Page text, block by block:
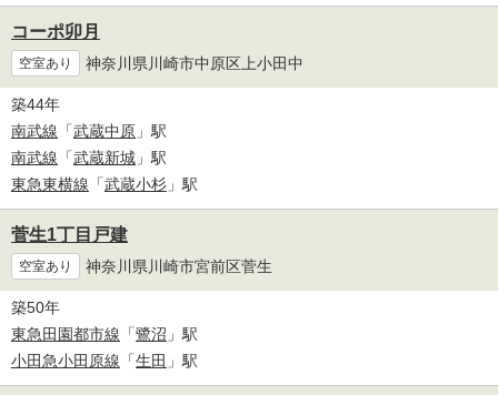
コーポ卯月
空室あり 神奈川県川崎市中原区上小田中
築44年
南武線 「武蔵中原 」駅
南武線 「武蔵新城 」駅
東急東横線 「武蔵小杉 」駅
菅生1丁目戸建
空室あり 神奈川県川崎市宮前区菅生
築50年
東急田園都市線 「鷺沼 」駅
小田急小田原線 「生田 」駅